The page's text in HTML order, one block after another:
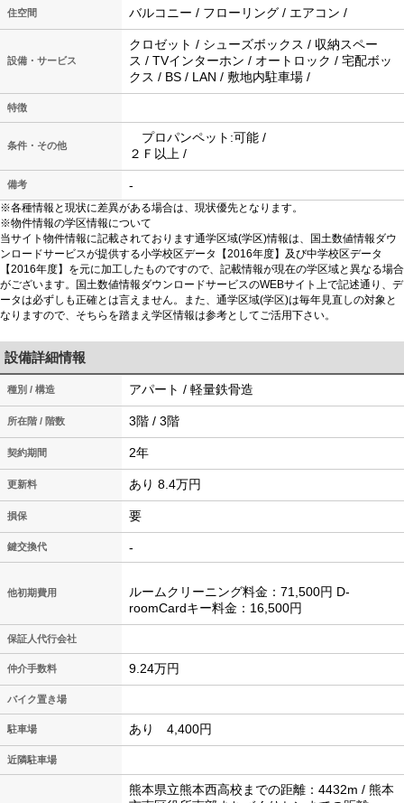
住空間 バルコニー / フローリング / エアコン /
設備・サービス
クロゼット / シューズボックス / 収納スペー
ス / TVインターホン / オートロック / 宅配ボッ
クス / BS / LAN / 敷地内駐車場 /
特徴
条件・その他
プロパンペット:可能 /
２Ｆ以上 /
備考 -
※各種情報と現状に差異がある場合は、現状優先となります。
※物件情報の学区情報について
当サイト物件情報に記載されております通学区域(学区)情報は、国土数値情報ダウ
ンロードサービスが提供する小学校区データ【2016年度】及び中学校区データ
【2016年度】を元に加工したものですので、記載情報が現在の学区域と異なる場合
がございます。国土数値情報ダウンロードサービスのWEBサイト上で記述通り、デ
ータは必ずしも正確とは言えません。また、通学区域(学区)は毎年見直しの対象と
なりますので、そちらを踏まえ学区情報は参考としてご活用下さい。
設備詳細情報
種別 / 構造 アパート / 軽量鉄骨造
所在階 / 階数 3階 / 3階
契約期間 2年
更新料 あり 8.4万円
損保 要
鍵交換代 -
他初期費用
ルームクリーニング料金：71,500円 D-
roomCardキー料金：16,500円
保証人代行会社
仲介手数料 9.24万円
バイク置き場
駐車場 あり 4,400円
近隣駐車場
熊本県立熊本西高校までの距離：4432m / 熊本